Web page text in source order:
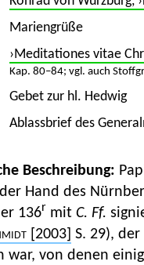
Mariengrüße
›Meditationes vitae
Kap. 80–84; vgl. auch
Gebet zur hl. Hedwig
Ablassbrief des
Beschreibung:
Hand des
136r mit C. Ff.
[2003] S. 29),
war, von denen